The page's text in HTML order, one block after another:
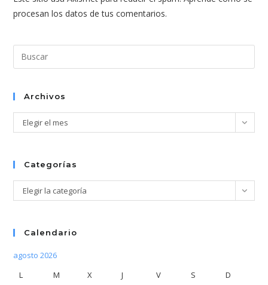
(opcional)
procesan los datos de tus comentarios.
el
Archivos
Archivos
Elegir el mes
Categorías
Categorías
Elegir la categoría
Calendario
agosto 2026
L
M X J V S D